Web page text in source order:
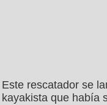
Este rescatador se
kayakista que había